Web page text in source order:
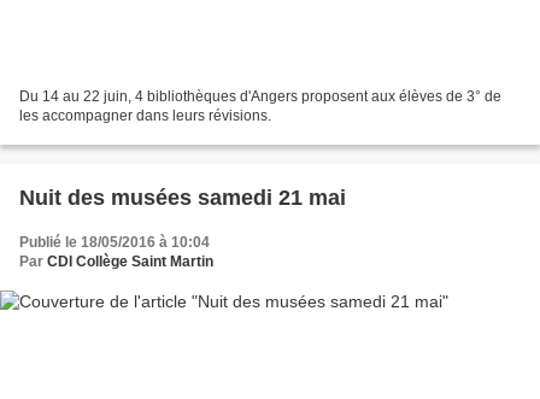
Du 14 au 22 juin, 4 bibliothèques d'Angers proposent aux élèves de 3° de
les accompagner dans leurs révisions.
Nuit des musées samedi 21 mai
Publié le 18/05/2016 à 10:04
Par CDI Collège Saint Martin